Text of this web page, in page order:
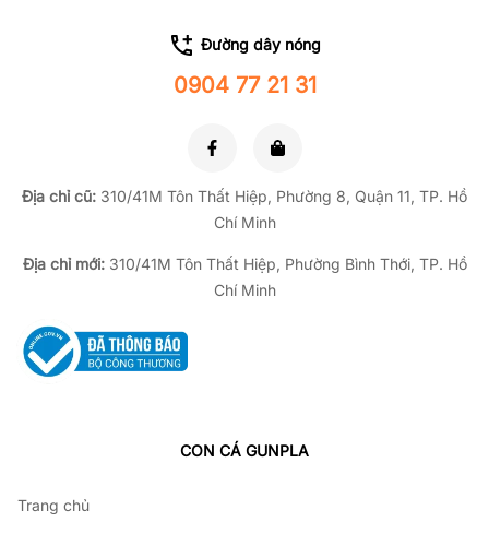
Đường dây nóng
0904 77 21 31
Địa chỉ cũ: 310/41M Tôn Thất Hiệp, Phường 8, Quận 11, TP. Hồ
Chí Minh
Địa chỉ mới:310/41M Tôn Thất Hiệp, Phường Bình Thới, TP. Hồ
Chí Minh
CON CÁ GUNPLA
Trang chủ